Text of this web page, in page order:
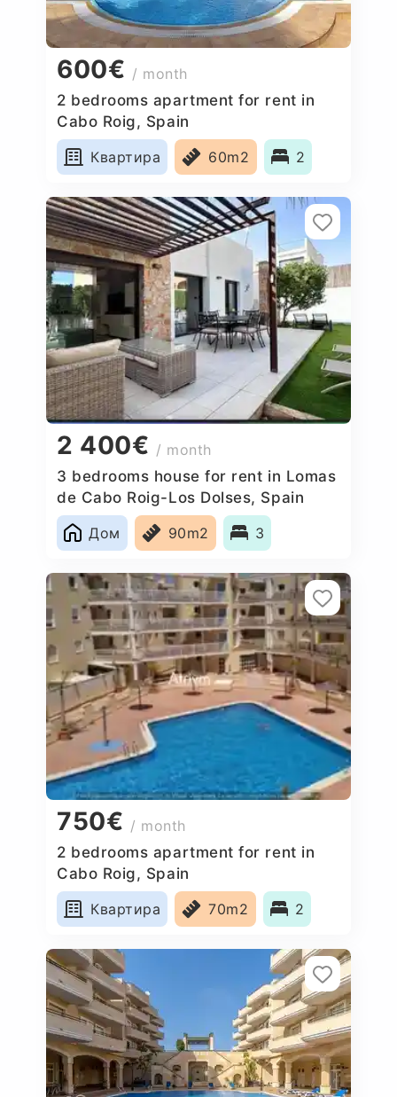
600€ / month
2 bedrooms apartment for rent in
Cabo Roig, Spain
Квартира
60m2 2
2 400€ / month
3 bedrooms house for rent in Lomas
de Cabo Roig-Los Dolses, Spain
Дом
90m2 3
750€ / month
2 bedrooms apartment for rent in
Cabo Roig, Spain
Квартира
70m2 2